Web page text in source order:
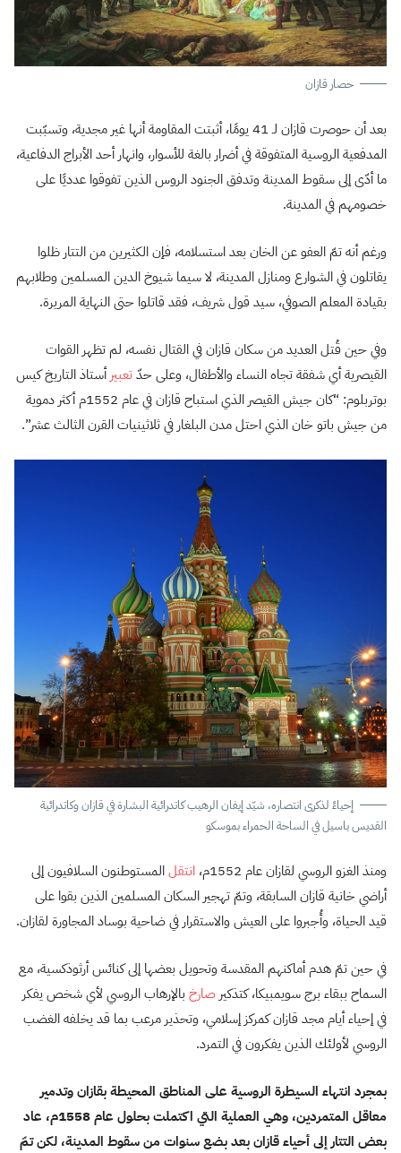
حصار قازان
بعد أن حوصرت قازان لـ 41 يومًا، أثبتت المقاومة أنها غير مجدية، وتسبّبت
المدفعية الروسية المتفوقة في أضرار بالغة للأسوار، وانهار أحد الأبراج الدفاعية،
ما أدّى إلى سقوط المدينة وتدفق الجنود الروس الذين تفوقوا عدديًا على
خصومهم في المدينة.
ورغم أنه تمّ العفو عن الخان بعد استسلامه، فإن الكثيرين من التتار ظلوا
يقاتلون في الشوارع ومنازل المدينة، لا سيما شيوخ الدين المسلمين وطلابهم
بقيادة المعلم الصوفي، سيد قول شريف، فقد قاتلوا حتى النهاية المريرة.
وفي حين قُتل العديد من سكان قازان في القتال نفسه، لم تظهر القوات
القيصرية أي شفقة تجاه النساء والأطفال، وعلى حدّتعبير أستاذ التاريخ كيس
بوتربلوم: “كان جيش القيصر الذي استباح قازان في عام 1552م أكثر دموية
من جيش باتو خان الذي احتل مدن البلغار في ثلاثينيات القرن الثالث عشر”.
إحياءً لذكرى انتصاره، شيّد إيفان الرهيب كاتدرائية البشارة في قازان وكاتدرائية
القديس باسيل في الساحة الحمراء بموسكو
ومنذ الغزو الروسي لقازان عام 1552م، انتقلالمستوطنون السلافيون إلى
أراضي خانية قازان السابقة، وتمّ تهجير السكان المسلمين الذين بقوا على
قيد الحياة، وأُجبروا على العيش والاستقرار في ضاحية بوساد المجاورة لقازان.
في حين تمّ هدم أماكنهم المقدسة وتحويل بعضها إلى كنائس أرثوذكسية، مع
السماح ببقاء برج سويمبيكا، كتذكير صارخ بالإرهاب الروسي لأي شخص يفكر
في إحياء أيام مجد قازان كمركز إسلامي، وتحذير مرعب بما قد يخلفه الغضب
الروسي لأولئك الذين يفكرون في التمرد.
بمجرد انتهاء السيطرة الروسية على المناطق المحيطة بقازان وتدمير
معاقل المتمردين، وهي العملية التي اكتملت بحلول عام 1558م، عاد
بعض التتار إلى أحياء قازان بعد بضع سنوات من سقوط المدينة، لكن تمّ